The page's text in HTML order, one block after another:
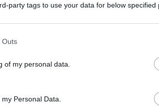
party tags to use your data for below specified
Outs
of my personal data.
Personal Data.
Team från Tjeckien och
på SC Play. Här är länkarna till